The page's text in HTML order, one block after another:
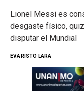
Lionel Messi es
desgaste físico,
disputar el Mundial
EVARISTO LARA